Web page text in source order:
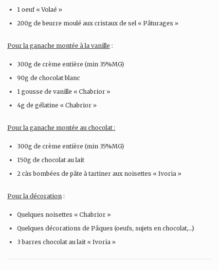
1 oeuf « Volaé »
200g de beurre moulé aux cristaux de sel « Pâturages »
Pour la ganache montée à la vanille :
300g de crème entière (min 35%MG)
90g de chocolat blanc
1 gousse de vanille « Chabrior »
4g de gélatine « Chabrior »
Pour la ganache montée au chocolat :
300g de crème entière (min 35%MG)
150g de chocolat au lait
2 càs bombées de pâte à tartiner aux noisettes « Ivoria »
Pour la décoration :
Quelques noisettes « Chabrior »
Quelques décorations de Pâques (oeufs, sujets en chocolat,…)
3 barres chocolat au lait « Ivoria »